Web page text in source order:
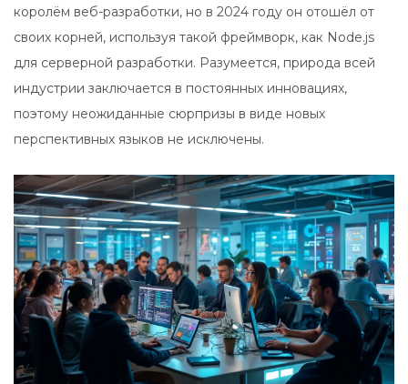
королём веб-разработки, но в 2024 году он отошёл от
своих корней, используя такой фреймворк, как Node.js
для серверной разработки. Разумеется, природа всей
индустрии заключается в постоянных инновациях,
поэтому неожиданные сюрпризы в виде новых
перспективных языков не исключены.